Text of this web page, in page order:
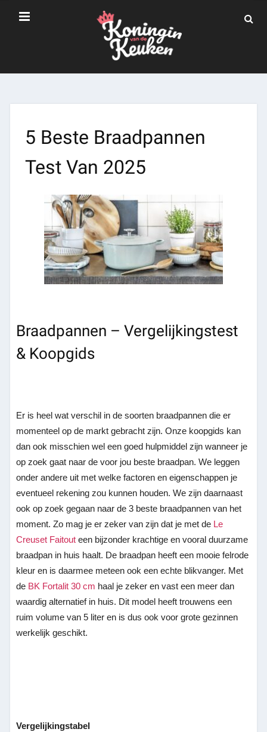
5 Beste Braadpannen
Test Van 2025
Braadpannen – Vergelijkingstest
& Koopgids
Er is heel wat verschil in de soorten braadpannen die er
momenteel op de markt gebracht zijn. Onze koopgids kan
dan ook misschien wel een goed hulpmiddel zijn wanneer je
op zoek gaat naar de voor jou beste braadpan. We leggen
onder andere uit met welke factoren en eigenschappen je
eventueel rekening zou kunnen houden. We zijn daarnaast
ook op zoek gegaan naar de 3 beste braadpannen van het
moment. Zo mag je er zeker van zijn dat je met de Le
Creuset Faitout een bijzonder krachtige en vooral duurzame
braadpan in huis haalt. De braadpan heeft een mooie felrode
kleur en is daarmee meteen ook een echte blikvanger. Met
de BK Fortalit 30 cm haal je zeker en vast een meer dan
waardig alternatief in huis. Dit model heeft trouwens een
ruim volume van 5 liter en is dus ook voor grote gezinnen
werkelijk geschikt.
Vergelijkingstabel